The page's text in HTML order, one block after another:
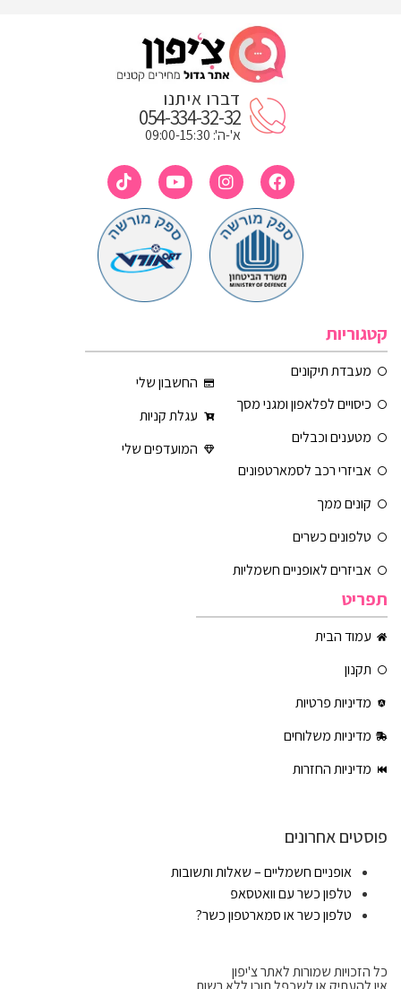
דברו איתנו
054-334-32-32
א'-ה': 09:00-15:30
קטגוריות
מעבדת תיקונים
כיסויים לפלאפון ומגני מסך
מטענים וכבלים
אביזרי רכב לסמארטפונים
קונים ממך
טלפונים כשרים
אביזרים לאופניים חשמליות
החשבון שלי
עגלת קניות
המועדפים שלי
תפריט
עמוד הבית
תקנון
מדיניות פרטיות
מדיניות משלוחים
מדיניות החזרות
פוסטים אחרונים
אופניים חשמליים – שאלות ותשובות
טלפון כשר עם וואטסאפ
טלפון כשר או סמארטפון כשר?
כל הזכויות שמורות לאתר צ'יפון